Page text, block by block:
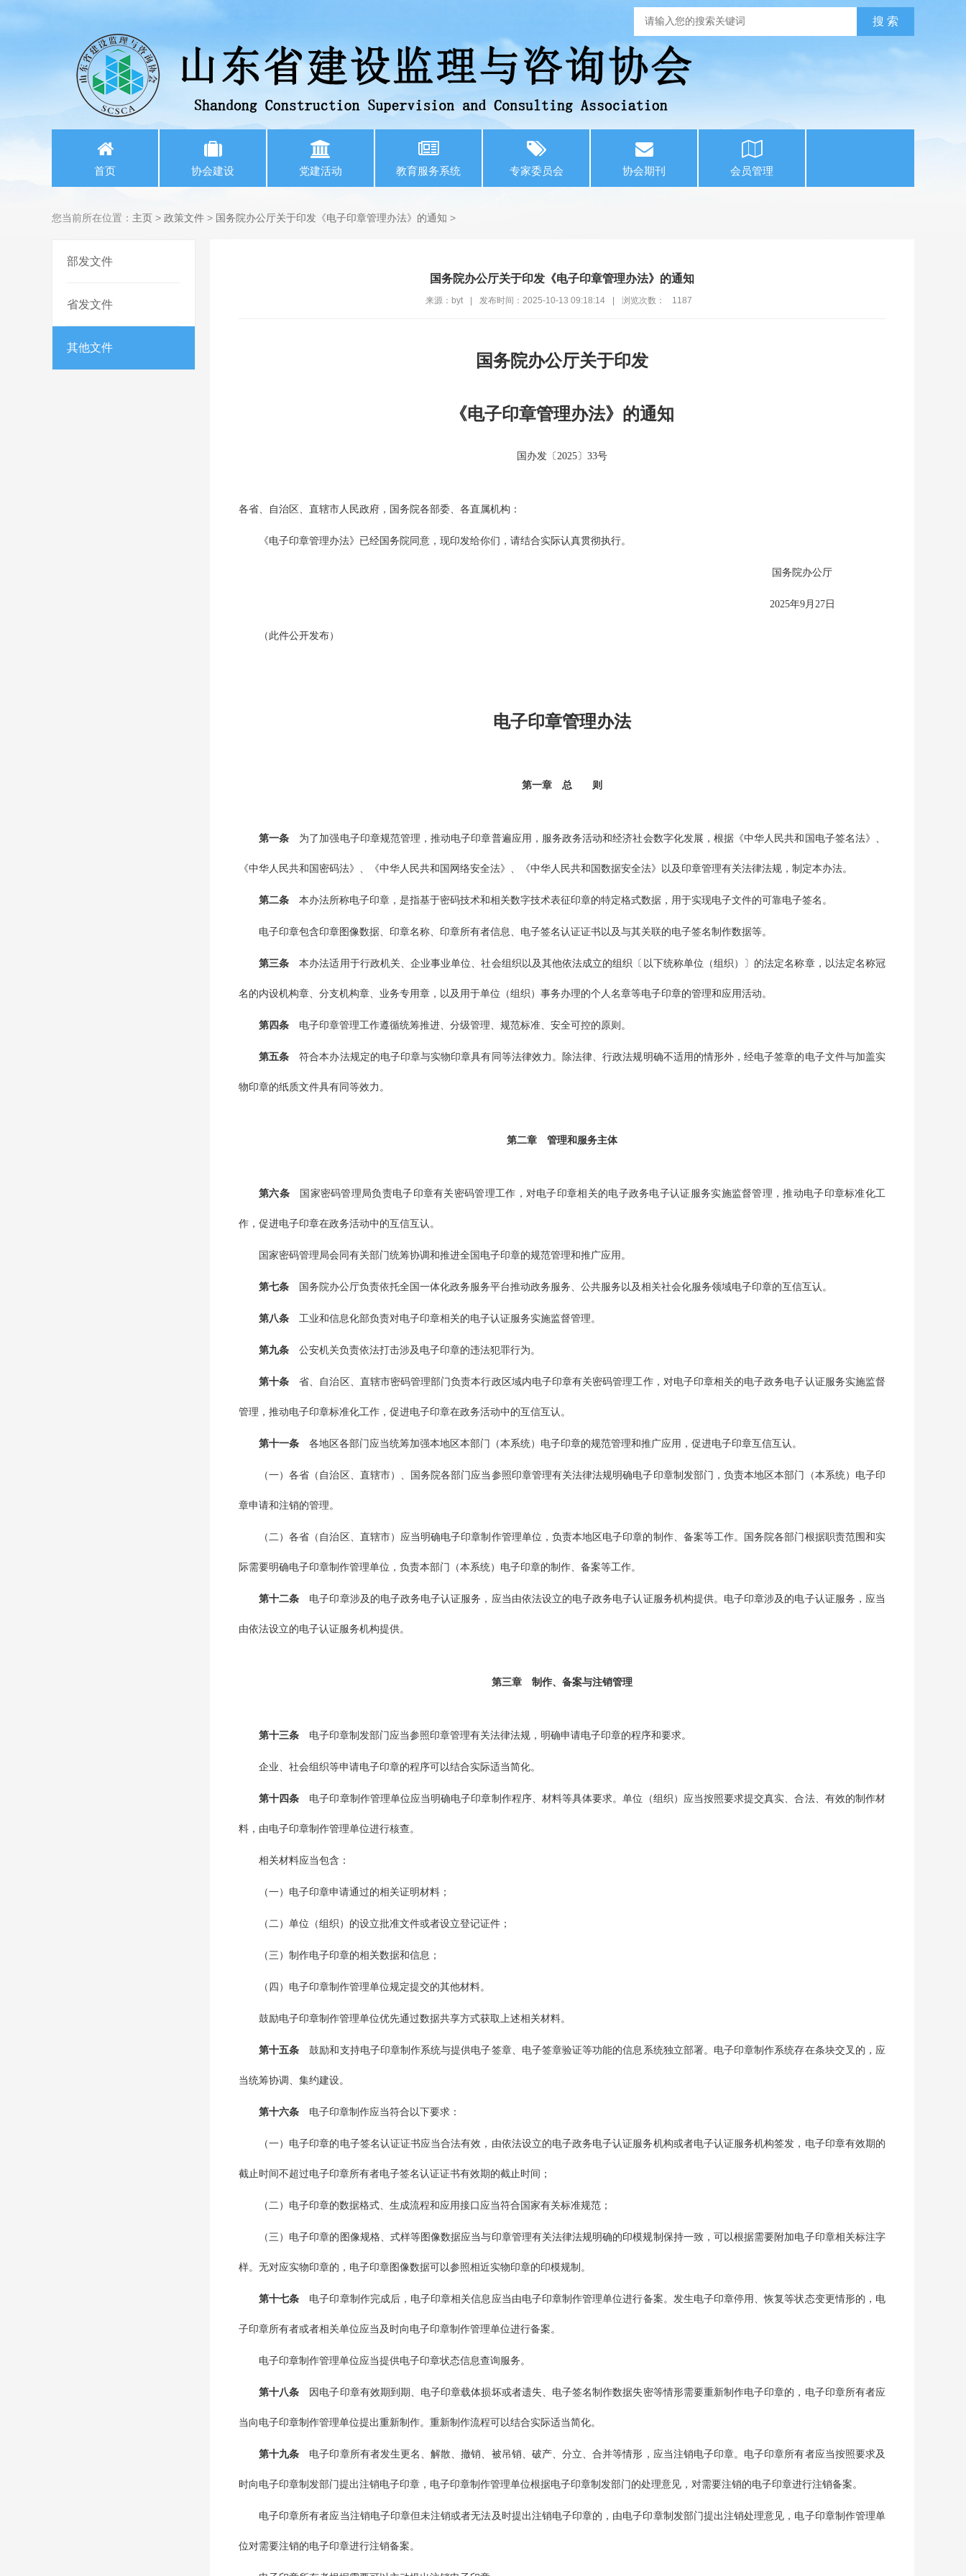
首页 协会建设 党建活动 教育服务系统 专家委员会 协会期刊 会员管理
您当前所在位置： 主页 > 政策文件 > 国务院办公厅关于印发《电子印章管理办法》的通知 >
部发文件
省发文件
其他文件
国务院办公厅关于印发《电子印章管理办法》的通知
来源：byt 发布时间：2025-10-13 09:18:14 浏览次数： 1187
国务院办公厅关于印发
《电子印章管理办法》的通知
国办发〔2025〕33号
各省、自治区、直辖市人民政府，国务院各部委、各直属机构：
《电子印章管理办法》已经国务院同意，现印发给你们，请结合实际认真贯彻执行。
国务院办公厅
2025年9月27日
（此件公开发布）
电子印章管理办法
第一章 总 则
第一条 为了加强电子印章规范管理，推动电子印章普遍应用，服务政务活动和经济社会数字化发展，根据《中华人民共和国电子签名法》、
《中华人民共和国密码法》、《中华人民共和国网络安全法》、《中华人民共和国数据安全法》以及印章管理有关法律法规，制定本办法。
第二条 本办法所称电子印章，是指基于密码技术和相关数字技术表征印章的特定格式数据，用于实现电子文件的可靠电子签名。
电子印章包含印章图像数据、印章名称、印章所有者信息、电子签名认证证书以及与其关联的电子签名制作数据等。
第三条 本办法适用于行政机关、企业事业单位、社会组织以及其他依法成立的组织〔以下统称单位（组织）〕的法定名称章，以法定名称冠
名的内设机构章、分支机构章、业务专用章，以及用于单位（组织）事务办理的个人名章等电子印章的管理和应用活动。
第四条 电子印章管理工作遵循统筹推进、分级管理、规范标准、安全可控的原则。
第五条 符合本办法规定的电子印章与实物印章具有同等法律效力。除法律、行政法规明确不适用的情形外，经电子签章的电子文件与加盖实
物印章的纸质文件具有同等效力。
第二章 管理和服务主体
第六条 国家密码管理局负责电子印章有关密码管理工作，对电子印章相关的电子政务电子认证服务实施监督管理，推动电子印章标准化工
作，促进电子印章在政务活动中的互信互认。
国家密码管理局会同有关部门统筹协调和推进全国电子印章的规范管理和推广应用。
第七条 国务院办公厅负责依托全国一体化政务服务平台推动政务服务、公共服务以及相关社会化服务领域电子印章的互信互认。
第八条 工业和信息化部负责对电子印章相关的电子认证服务实施监督管理。
第九条 公安机关负责依法打击涉及电子印章的违法犯罪行为。
第十条 省、自治区、直辖市密码管理部门负责本行政区域内电子印章有关密码管理工作，对电子印章相关的电子政务电子认证服务实施监督
管理，推动电子印章标准化工作，促进电子印章在政务活动中的互信互认。
第十一条 各地区各部门应当统筹加强本地区本部门（本系统）电子印章的规范管理和推广应用，促进电子印章互信互认。
（一）各省（自治区、直辖市）、国务院各部门应当参照印章管理有关法律法规明确电子印章制发部门，负责本地区本部门（本系统）电子印
章申请和注销的管理。
（二）各省（自治区、直辖市）应当明确电子印章制作管理单位，负责本地区电子印章的制作、备案等工作。国务院各部门根据职责范围和实
际需要明确电子印章制作管理单位，负责本部门（本系统）电子印章的制作、备案等工作。
第十二条 电子印章涉及的电子政务电子认证服务，应当由依法设立的电子政务电子认证服务机构提供。电子印章涉及的电子认证服务，应当
由依法设立的电子认证服务机构提供。
第三章 制作、备案与注销管理
第十三条 电子印章制发部门应当参照印章管理有关法律法规，明确申请电子印章的程序和要求。
企业、社会组织等申请电子印章的程序可以结合实际适当简化。
第十四条 电子印章制作管理单位应当明确电子印章制作程序、材料等具体要求。单位（组织）应当按照要求提交真实、合法、有效的制作材
料，由电子印章制作管理单位进行核查。
相关材料应当包含：
（一）电子印章申请通过的相关证明材料；
（二）单位（组织）的设立批准文件或者设立登记证件；
（三）制作电子印章的相关数据和信息；
（四）电子印章制作管理单位规定提交的其他材料。
鼓励电子印章制作管理单位优先通过数据共享方式获取上述相关材料。
第十五条 鼓励和支持电子印章制作系统与提供电子签章、电子签章验证等功能的信息系统独立部署。电子印章制作系统存在条块交叉的，应
当统筹协调、集约建设。
第十六条 电子印章制作应当符合以下要求：
（一）电子印章的电子签名认证证书应当合法有效，由依法设立的电子政务电子认证服务机构或者电子认证服务机构签发，电子印章有效期的
截止时间不超过电子印章所有者电子签名认证证书有效期的截止时间；
（二）电子印章的数据格式、生成流程和应用接口应当符合国家有关标准规范；
（三）电子印章的图像规格、式样等图像数据应当与印章管理有关法律法规明确的印模规制保持一致，可以根据需要附加电子印章相关标注字
样。无对应实物印章的，电子印章图像数据可以参照相近实物印章的印模规制。
第十七条 电子印章制作完成后，电子印章相关信息应当由电子印章制作管理单位进行备案。发生电子印章停用、恢复等状态变更情形的，电
子印章所有者或者相关单位应当及时向电子印章制作管理单位进行备案。
电子印章制作管理单位应当提供电子印章状态信息查询服务。
第十八条 因电子印章有效期到期、电子印章载体损坏或者遗失、电子签名制作数据失密等情形需要重新制作电子印章的，电子印章所有者应
当向电子印章制作管理单位提出重新制作。重新制作流程可以结合实际适当简化。
第十九条 电子印章所有者发生更名、解散、撤销、被吊销、破产、分立、合并等情形，应当注销电子印章。电子印章所有者应当按照要求及
时向电子印章制发部门提出注销电子印章，电子印章制作管理单位根据电子印章制发部门的处理意见，对需要注销的电子印章进行注销备案。
电子印章所有者应当注销电子印章但未注销或者无法及时提出注销电子印章的，由电子印章制发部门提出注销处理意见，电子印章制作管理单
位对需要注销的电子印章进行注销备案。